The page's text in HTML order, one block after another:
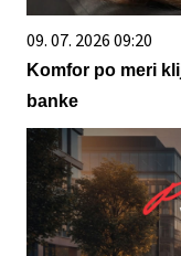
09. 07. 2026 09:20
Komfor po meri
banke